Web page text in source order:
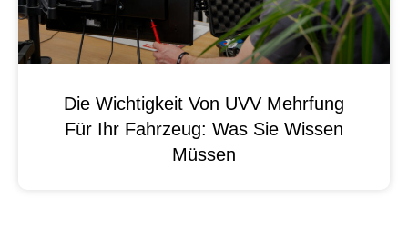
Die Wichtigkeit Von UVV Mehrfung
Für Ihr Fahrzeug: Was Sie Wissen
Müssen